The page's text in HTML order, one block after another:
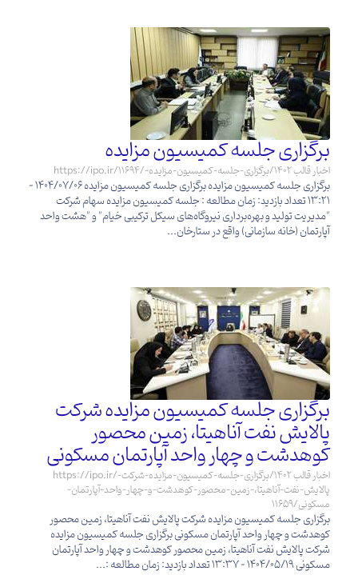
برگزاری جلسه کمیسیون مزایده
https://ipo.ir/اخبار قالب 1402/برگزاری-جلسه-کمیسیون-مزایده-/11694
برگزاری جلسه کمیسیون مزایده برگزاری جلسه کمیسیون مزایده 1404/07/06 -
13:21 تعداد بازدید: زمان مطالعه : جلسه کمیسیون مزایده سهام شرکت
"مدیریت تولید و بهره‌‏برداری نیروگاه‌های سیکل ترکیبی خیام" و "هشت واحد
آپارتمان (خانه سازمانی) واقع در ستارخان...
برگزاری جلسه کمیسیون مزایده شرکت
پالایش نفت آناهیتا، زمین محصور
کوهدشت و چهار واحد آپارتمان مسکونی
https://ipo.ir/اخبار قالب 1402/برگزاری-جلسه-کمیسیون-مزایده-شرکت-
پالایش-نفت-آناهیتا،-زمین-محصور-کوهدشت-و-چهار-واحد-آپارتمان-
مسکونی/11659
برگزاری جلسه کمیسیون مزایده شرکت پالایش نفت آناهیتا، زمین محصور
کوهدشت و چهار واحد آپارتمان مسکونی برگزاری جلسه کمیسیون مزایده
شرکت پالایش نفت آناهیتا، زمین محصور کوهدشت و چهار واحد آپارتمان
مسکونی 1404/05/19 - 13:37 تعداد بازدید: زمان مطالعه :...